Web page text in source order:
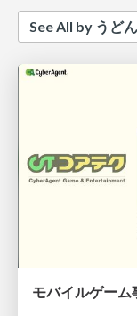
See All by うどん